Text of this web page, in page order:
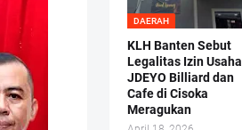
DAERAH
KLH Banten Sebut
Legalitas Izin Usaha
JDEYO Billiard dan
Cafe di Cisoka
Meragukan